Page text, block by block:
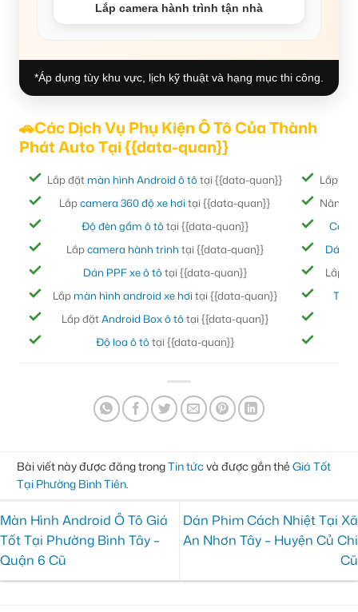
Lắp camera hành trình tận nhà
*Áp dụng tùy khu vực, lịch kỹ thuật và hạng mục thi công.
🚗Các Dịch Vụ Phụ Kiện Ô Tô Của Thành
Phát Auto Tại {{data-quan}}
Lắp đặt màn hình Android ô tôtại {{data-quan}}
Lắpcamera 360 độ xe hơi tại {{data-quan}}
Độ đèn gầm ô tôtại {{data-quan}}
Lắpcamera hành trình tại {{data-quan}}
Dán PPF xe ô tôtại {{data-quan}}
Lắp màn hình android xe hơi tại {{data-quan}}
Lắp đặtAndroid Box ô tôtại {{data-quan}}
Độ loa ô tôtại {{data-quan}}
Lắp
Nâng
Dán
Lắp
Bài viết này được đăng trongTin tứcvà được gắn thẻ Giá Tốt
Tại Phường Bình Tiên
Màn Hình Android Ô Tô Giá
Tốt Tại Phường Bình Tây –
Quận 6 Cũ
Dán Phim Cách Nhiệt Tại Xã
An Nhơn Tây – Huyện Củ Chi
Cũ